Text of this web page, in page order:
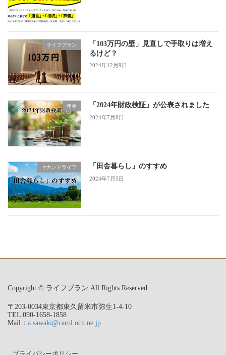
ライフプラン
「103万円の壁」見直しで手取りは増え
るけど？
2024年12月9日
年金 「2024年財政検証」が公表されました
2024年7月8日
セカンドライフ 「田舎暮らし」のすすめ
2024年7月5日
Copyright © ライフプラン All Rights Reserved.
〒203-0034東京都東久留米市弥生1-4-10
TEL 090-1658-1858
Mail： a.sawaki@carol.ocn.ne.jp